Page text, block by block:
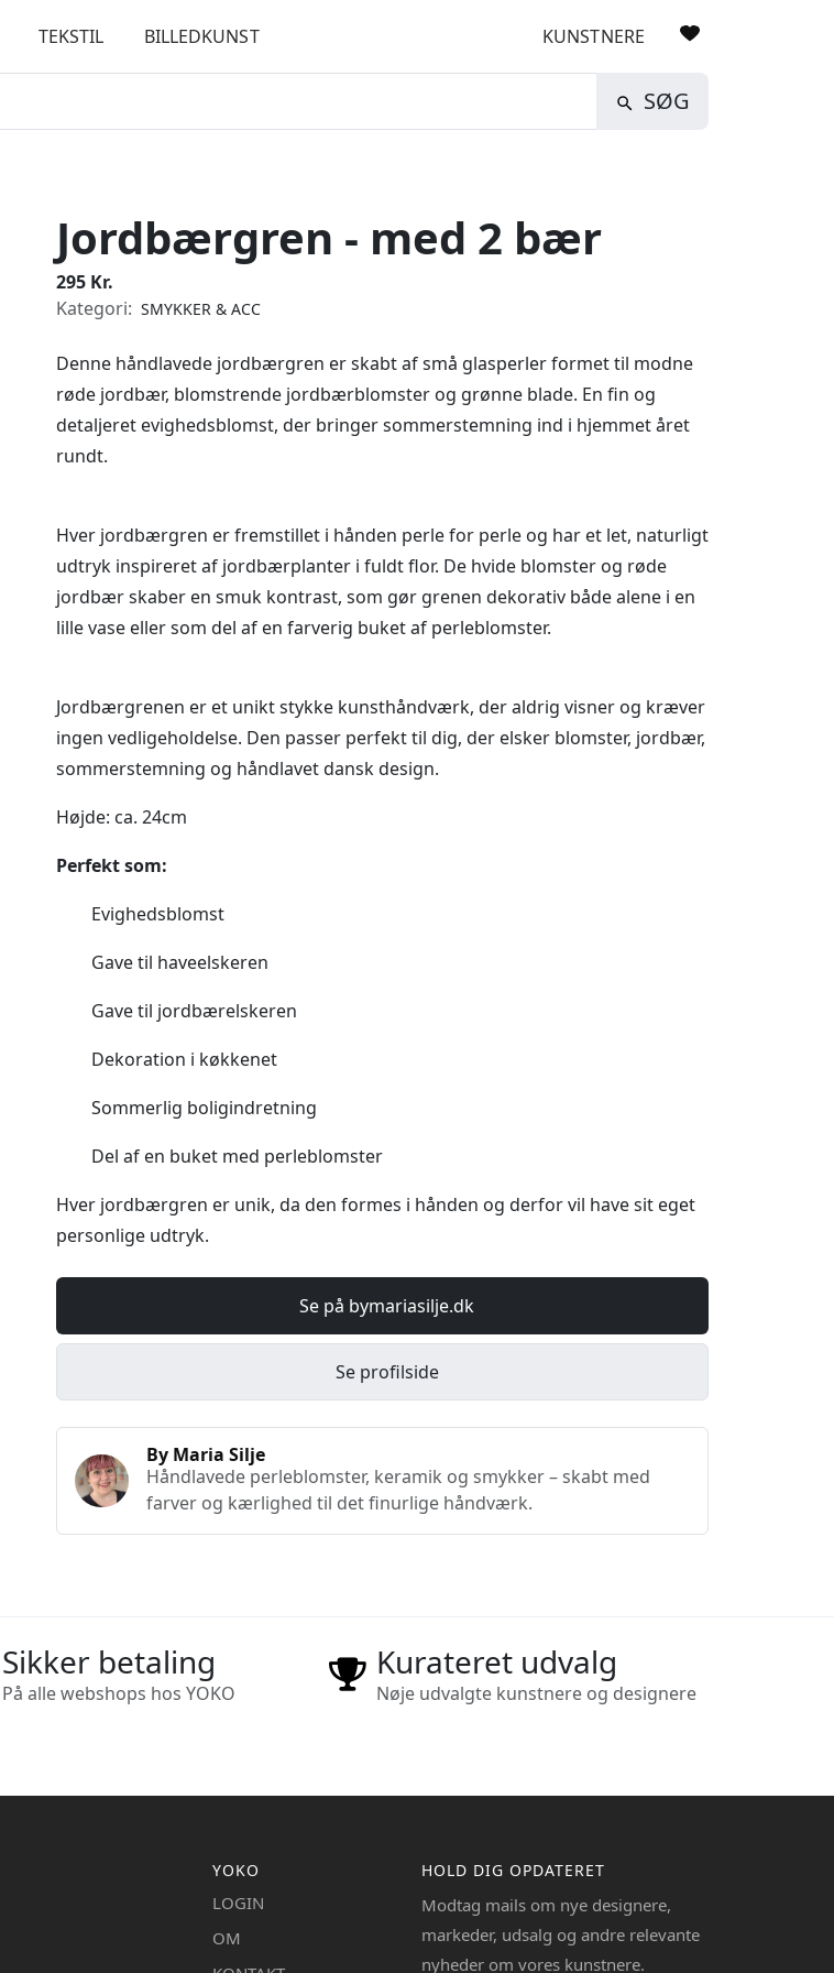
TEKSTIL BILLEDKUNST KUNSTNERE
SØG
Jordbærgren - med 2 bær
295 Kr.
Kategori: SMYKKER & ACC
Denne håndlavede jordbærgren er skabt af små glasperler formet til modne
røde jordbær, blomstrende jordbærblomster og grønne blade. En fin og
detaljeret evighedsblomst, der bringer sommerstemning ind i hjemmet året
rundt.
Hver jordbærgren er fremstillet i hånden perle for perle og har et let, naturligt
udtryk inspireret af jordbærplanter i fuldt flor. De hvide blomster og røde
jordbær skaber en smuk kontrast, som gør grenen dekorativ både alene i en
lille vase eller som del af en farverig buket af perleblomster.
Jordbærgrenen er et unikt stykke kunsthåndværk, der aldrig visner og kræver
ingen vedligeholdelse. Den passer perfekt til dig, der elsker blomster, jordbær,
sommerstemning og håndlavet dansk design.
Højde: ca. 24cm
Perfekt som:
Evighedsblomst
Gave til haveelskeren
Gave til jordbærelskeren
Dekoration i køkkenet
Sommerlig boligindretning
Del af en buket med perleblomster
Hver jordbærgren er unik, da den formes i hånden og derfor vil have sit eget
personlige udtryk.
Se på bymariasilje.dk
Se profilside
By Maria Silje
Håndlavede perleblomster, keramik og smykker – skabt med
farver og kærlighed til det finurlige håndværk.
Sikker betaling
På alle webshops hos YOKO
Kurateret udvalg
Nøje udvalgte kunstnere og designere
YOKO
LOGIN
OM
HOLD DIG OPDATERET
Modtag mails om nye designere,
markeder, udsalg og andre relevante
nyheder om vores kunstnere.